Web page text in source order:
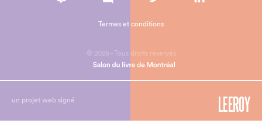
© 2026 - Tous droits réservés
Termes et conditions
un projet web signé